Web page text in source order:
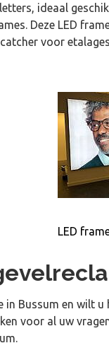
ideaal
Deze LED
voor
LED
in Bussum en wilt
voor al uw